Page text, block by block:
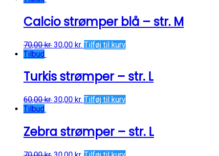
Calcio strømper blå – str. M
70,00kr. 30,00 kr. Tilføj til kurv
Tilbud
Turkis strømper – str. L
60,00kr. 30,00 kr. Tilføj til kurv
Tilbud
Zebra strømper – str. L